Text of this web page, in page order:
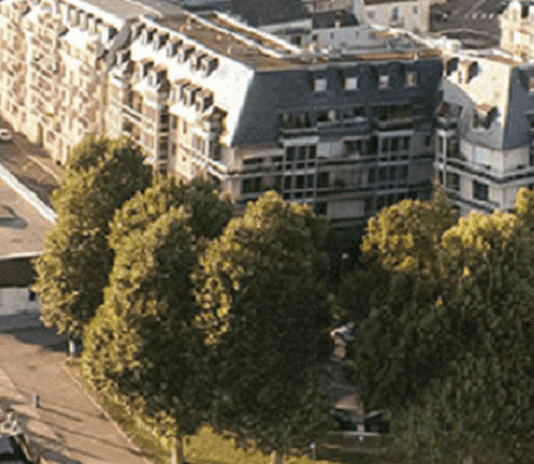
Exporter les lignes sélectionnées
Exporter toutes les colonnes
Exporter uniquement les colonnes affichées
Menu
<
>
- 🎁 Caen on aime, on partage
- 🎉 Les événements AVF
- Activités et Loisirs
Ajoutez un logo, un bouton, des réseaux sociaux
Cliquez pour éditer